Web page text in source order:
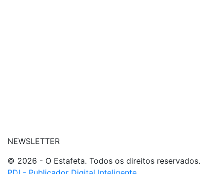
NEWSLETTER
© 2026 - O Estafeta. Todos os direitos reservados.